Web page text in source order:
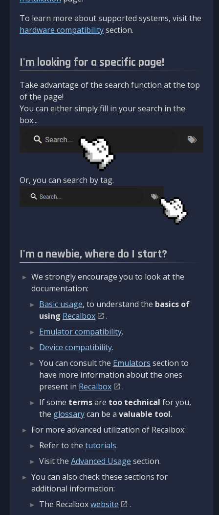
To learn more about supported systems, visit the
hardware compatibilitysection.
I'm looking for a specific page!
Take advantage of the search function at the top
of the page!
You can either simply fill in your search in the
box...
Or, you can search by tag.
I'm a newbie, where do I start?
We strongly encourage you to look at the
documentation:
Basic usage, to understand the basics of
using Recalbox
.
Emulator compatibility.
Device compatibility.
You can consult the Emulators section to
have more information about the ones
present in Recalbox
.
If some termsare too technical for you,
the glossarycan be a valuable tool.
For more advanced utilization of Recalbox:
Refer to the tutorials.
Visit the Advanced Usage section.
You can also check these sections for
additional information:
The Recalboxwebsite
.